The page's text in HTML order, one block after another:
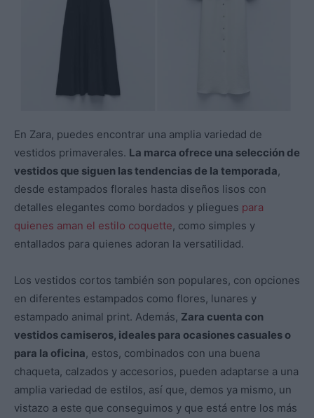
En Zara, puedes encontrar una amplia variedad de
vestidos primaverales. La marca ofrece una selección de
vestidos que siguen las tendencias de la temporada,
desde estampados florales hasta diseños lisos con
detalles elegantes como bordados y pliegues para
quienes aman el estilo coquette, como simples y
entallados para quienes adoran la versatilidad.
Los vestidos cortos también son populares, con opciones
en diferentes estampados como flores, lunares y
estampado animal print. Además, Zara cuenta con
vestidos camiseros, ideales para ocasiones casuales o
para la oficina, estos, combinados con una buena
chaqueta, calzados y accesorios, pueden adaptarse a una
amplia variedad de estilos, así que, demos ya mismo, un
vistazo a este que conseguimos y que está entre los más